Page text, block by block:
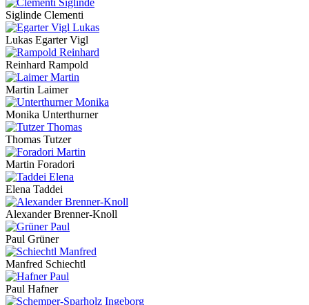
Siglinde Clementi
Lukas Egarter Vigl
Reinhard Rampold
Martin Laimer
Monika Unterthurner
Thomas Tutzer
Martin Foradori
Elena Taddei
Alexander Brenner-Knoll
Paul Grüner
Manfred Schiechtl
Paul Hafner